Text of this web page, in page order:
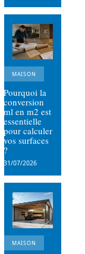
MAISON
Pourquoi la
conversion
ml en m2 est
essentielle
pour calculer
vos surfaces
?
31/07/2026
MAISON